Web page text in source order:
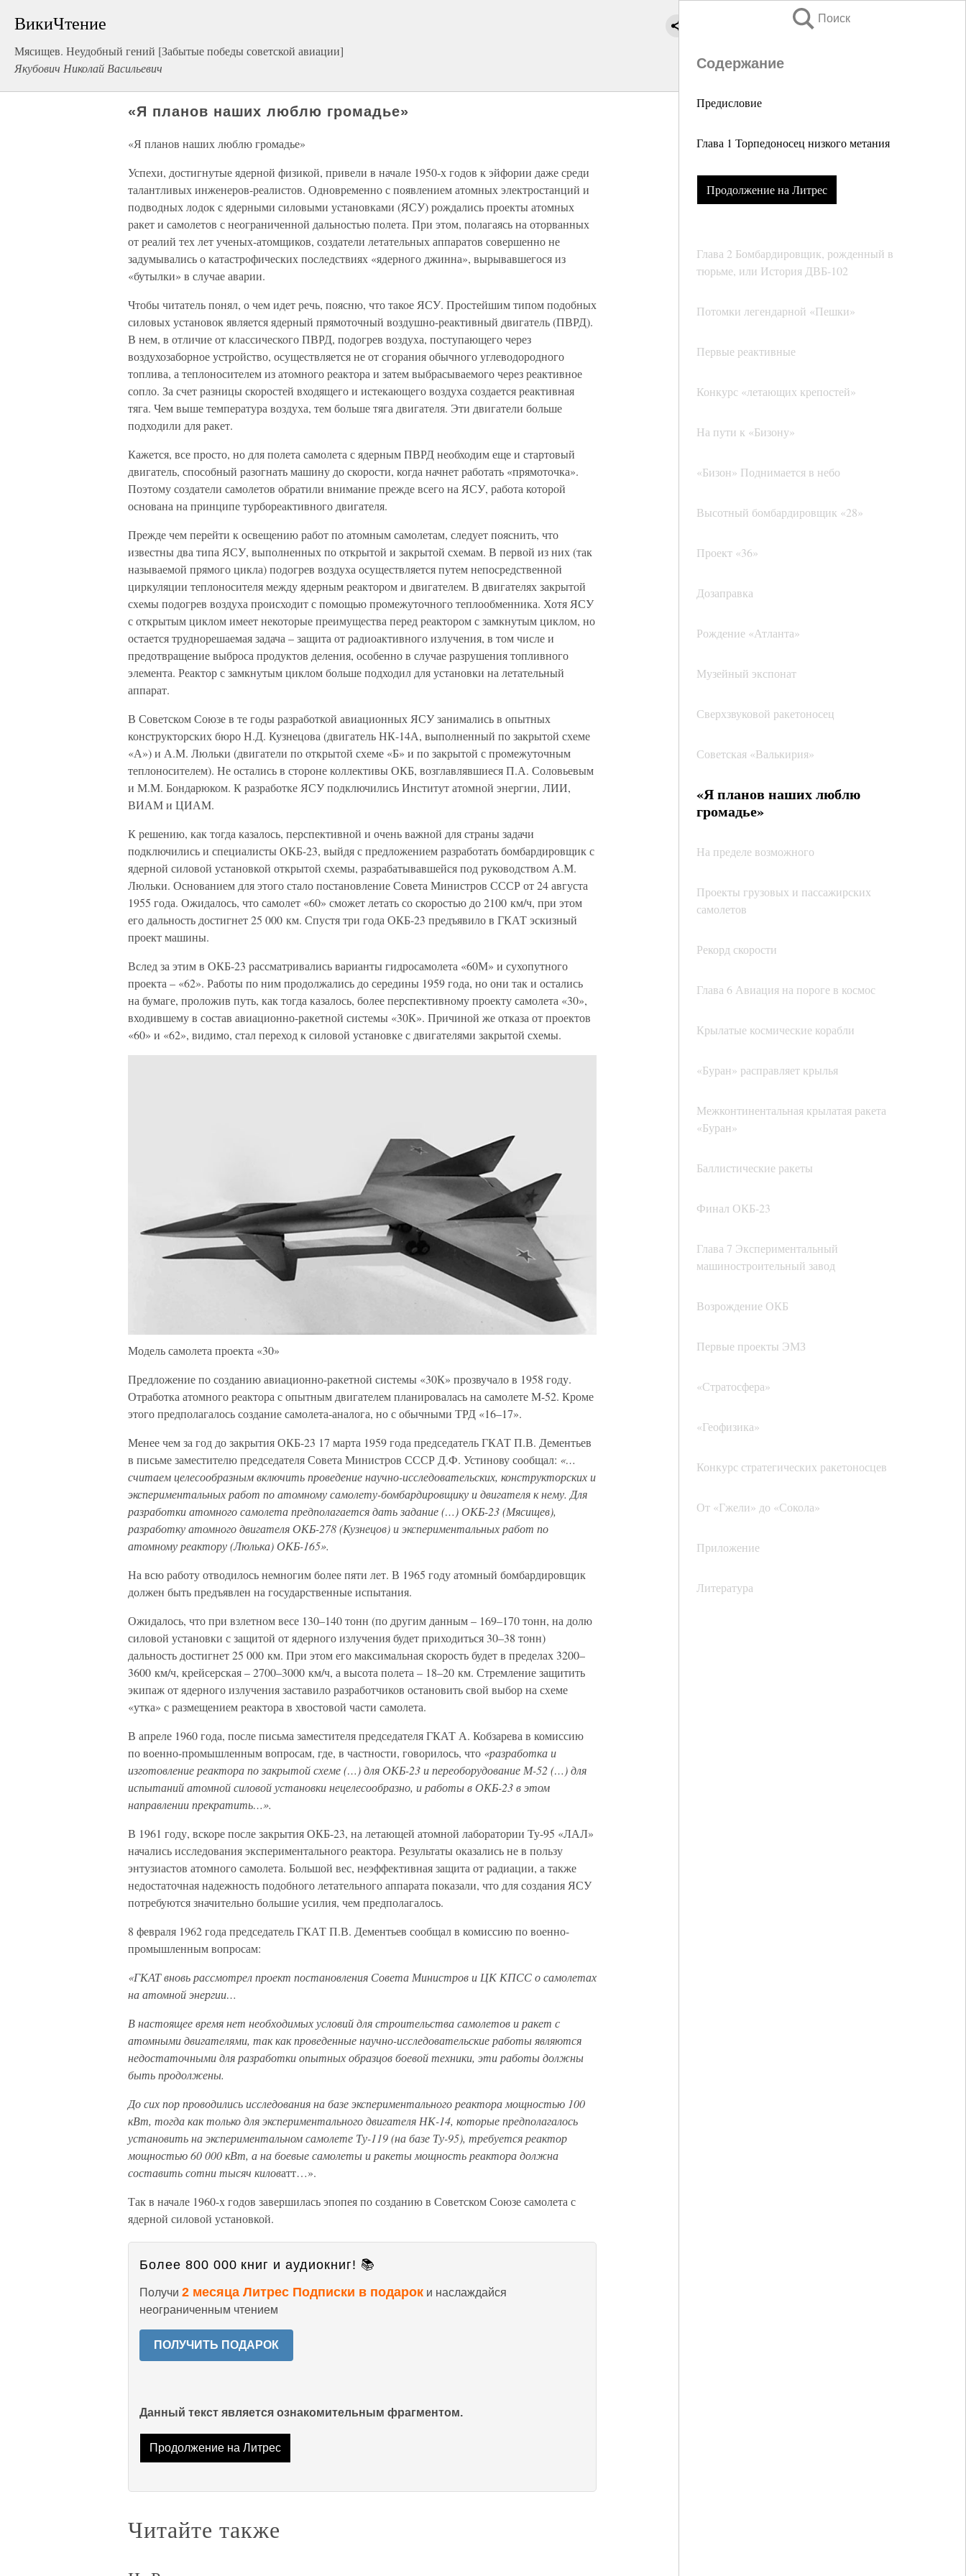
ВикиЧтение
Мясищев. Неудобный гений [Забытые победы советской авиации]
Якубович Николай Васильевич
Поиск
Содержание
Предисловие
Глава 1 Торпедоносец низкого метания
Продолжение на Литрес
Глава 2 Бомбардировщик, рожденный в
тюрьме, или История ДВБ-102
Потомки легендарной «Пешки»
Первые реактивные
Конкурс «летающих крепостей»
На пути к «Бизону»
«Бизон» Поднимается в небо
Высотный бомбардировщик «28»
Проект «36»
Дозаправка
Рождение «Атланта»
Музейный экспонат
Сверхзвуковой ракетоносец
Советская «Валькирия»
«Я планов наших люблю
громадье»
На пределе возможного
Проекты грузовых и пассажирских
самолетов
Рекорд скорости
Глава 6 Авиация на пороге в космос
Крылатые космические корабли
«Буран» расправляет крылья
Межконтинентальная крылатая ракета
«Буран»
Баллистические ракеты
Финал ОКБ-23
Глава 7 Экспериментальный
машиностроительный завод
Возрождение ОКБ
Первые проекты ЭМЗ
«Стратосфера»
«Геофизика»
Конкурс стратегических ракетоносцев
От «Гжели» до «Сокола»
Приложение
Литература
«Я планов наших люблю громадье»
«Я планов наших люблю громадье»
Успехи, достигнутые ядерной физикой, привели в начале 1950-х годов к эйфории даже среди
талантливых инженеров-реалистов. Одновременно с появлением атомных электростанций и
подводных лодок с ядерными силовыми установками (ЯСУ) рождались проекты атомных
ракет и самолетов с неограниченной дальностью полета. При этом, полагаясь на оторванных
от реалий тех лет ученых-атомщиков, создатели летательных аппаратов совершенно не
задумывались о катастрофических последствиях «ядерного джинна», вырывавшегося из
«бутылки» в случае аварии.
Чтобы читатель понял, о чем идет речь, поясню, что такое ЯСУ. Простейшим типом подобных
силовых установок является ядерный прямоточный воздушно-реактивный двигатель (ПВРД).
В нем, в отличие от классического ПВРД, подогрев воздуха, поступающего через
воздухозаборное устройство, осуществляется не от сгорания обычного углеводородного
топлива, а теплоносителем из атомного реактора и затем выбрасываемого через реактивное
сопло. За счет разницы скоростей входящего и истекающего воздуха создается реактивная
тяга. Чем выше температура воздуха, тем больше тяга двигателя. Эти двигатели больше
подходили для ракет.
Кажется, все просто, но для полета самолета с ядерным ПВРД необходим еще и стартовый
двигатель, способный разогнать машину до скорости, когда начнет работать «прямоточка».
Поэтому создатели самолетов обратили внимание прежде всего на ЯСУ, работа которой
основана на принципе турбореактивного двигателя.
Прежде чем перейти к освещению работ по атомным самолетам, следует пояснить, что
известны два типа ЯСУ, выполненных по открытой и закрытой схемам. В первой из них (так
называемой прямого цикла) подогрев воздуха осуществляется путем непосредственной
циркуляции теплоносителя между ядерным реактором и двигателем. В двигателях закрытой
схемы подогрев воздуха происходит с помощью промежуточного теплообменника. Хотя ЯСУ
с открытым циклом имеет некоторые преимущества перед реактором с замкнутым циклом, но
остается труднорешаемая задача – защита от радиоактивного излучения, в том числе и
предотвращение выброса продуктов деления, особенно в случае разрушения топливного
элемента. Реактор с замкнутым циклом больше подходил для установки на летательный
аппарат.
В Советском Союзе в те годы разработкой авиационных ЯСУ занимались в опытных
конструкторских бюро Н.Д. Кузнецова (двигатель НК-14А, выполненный по закрытой схеме
«А») и А.М. Люльки (двигатели по открытой схеме «Б» и по закрытой с промежуточным
теплоносителем). Не остались в стороне коллективы ОКБ, возглавлявшиеся П.А. Соловьевым
и М.М. Бондарюком. К разработке ЯСУ подключились Институт атомной энергии, ЛИИ,
ВИАМ и ЦИАМ.
К решению, как тогда казалось, перспективной и очень важной для страны задачи
подключились и специалисты ОКБ-23, выйдя с предложением разработать бомбардировщик с
ядерной силовой установкой открытой схемы, разрабатывавшейся под руководством А.М.
Люльки. Основанием для этого стало постановление Совета Министров СССР от 24 августа
1955 года. Ожидалось, что самолет «60» сможет летать со скоростью до 2100 км/ч, при этом
его дальность достигнет 25 000 км. Спустя три года ОКБ-23 предъявило в ГКАТ эскизный
проект машины.
Вслед за этим в ОКБ-23 рассматривались варианты гидросамолета «60М» и сухопутного
проекта – «62». Работы по ним продолжались до середины 1959 года, но они так и остались
на бумаге, проложив путь, как тогда казалось, более перспективному проекту самолета «30»,
входившему в состав авиационно-ракетной системы «30К». Причиной же отказа от проектов
«60» и «62», видимо, стал переход к силовой установке с двигателями закрытой схемы.
Модель самолета проекта «30»
Предложение по созданию авиационно-ракетной системы «30К» прозвучало в 1958 году.
Отработка атомного реактора с опытным двигателем планировалась на самолете М-52. Кроме
этого предполагалось создание самолета-аналога, но с обычными ТРД «16–17».
Менее чем за год до закрытия ОКБ-23 17 марта 1959 года председатель ГКАТ П.В. Дементьев
в письме заместителю председателя Совета Министров СССР Д.Ф. Устинову сообщал: «…
считаем целесообразным включить проведение научно-исследовательских, конструкторских и
экспериментальных работ по атомному самолету-бомбардировщику и двигателя к нему. Для
разработки атомного самолета предполагается дать задание (…) ОКБ-23 (Мясищев),
разработку атомного двигателя ОКБ-278 (Кузнецов) и экспериментальных работ по
атомному реактору (Люлька) ОКБ-165».
На всю работу отводилось немногим более пяти лет. В 1965 году атомный бомбардировщик
должен быть предъявлен на государственные испытания.
Ожидалось, что при взлетном весе 130–140 тонн (по другим данным – 169–170 тонн, на долю
силовой установки с защитой от ядерного излучения будет приходиться 30–38 тонн)
дальность достигнет 25 000 км. При этом его максимальная скорость будет в пределах 3200–
3600 км/ч, крейсерская – 2700–3000 км/ч, а высота полета – 18–20 км. Стремление защитить
экипаж от ядерного излучения заставило разработчиков остановить свой выбор на схеме
«утка» с размещением реактора в хвостовой части самолета.
В апреле 1960 года, после письма заместителя председателя ГКАТ А. Кобзарева в комиссию
по военно-промышленным вопросам, где, в частности, говорилось, что «разработка и
изготовление реактора по закрытой схеме (…) для ОКБ-23 и переоборудование М-52 (…) для
испытаний атомной силовой установки нецелесообразно, и работы в ОКБ-23 в этом
направлении прекратить…».
В 1961 году, вскоре после закрытия ОКБ-23, на летающей атомной лаборатории Ту-95 «ЛАЛ»
начались исследования экспериментального реактора. Результаты оказались не в пользу
энтузиастов атомного самолета. Большой вес, неэффективная защита от радиации, а также
недостаточная надежность подобного летательного аппарата показали, что для создания ЯСУ
потребуются значительно большие усилия, чем предполагалось.
8 февраля 1962 года председатель ГКАТ П.В. Дементьев сообщал в комиссию по военно-
промышленным вопросам:
«ГКАТ вновь рассмотрел проект постановления Совета Министров и ЦК КПСС о самолетах
на атомной энергии…
В настоящее время нет необходимых условий для строительства самолетов и ракет с
атомными двигателями, так как проведенные научно-исследовательские работы являются
недостаточными для разработки опытных образцов боевой техники, эти работы должны
быть продолжены.
До сих пор проводились исследования на базе экспериментального реактора мощностью 100
кВт, тогда как только для экспериментального двигателя НК-14, которые предполагалось
установить на экспериментальном самолете Ту-119 (на базе Ту-95), требуется реактор
мощностью 60 000 кВт, а на боевые самолеты и ракеты мощность реактора должна
составить сотни тысяч киловатт…».
Так в начале 1960-х годов завершилась эпопея по созданию в Советском Союзе самолета с
ядерной силовой установкой.
Более 800 000 книг и аудиокниг! 📚
Получи 2 месяца Литрес Подписки в подарок и наслаждайся
неограниченным чтением
ПОЛУЧИТЬ ПОДАРОК
Данный текст является ознакомительным фрагментом.
Продолжение на Литрес
Читайте также